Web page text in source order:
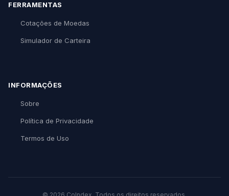
FERRAMENTAS
Cotações de Moedas
Simulador de Carteira
INFORMAÇÕES
Sobre
Política de Privacidade
Termos de Uso